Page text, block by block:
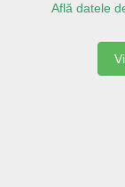
Află datele